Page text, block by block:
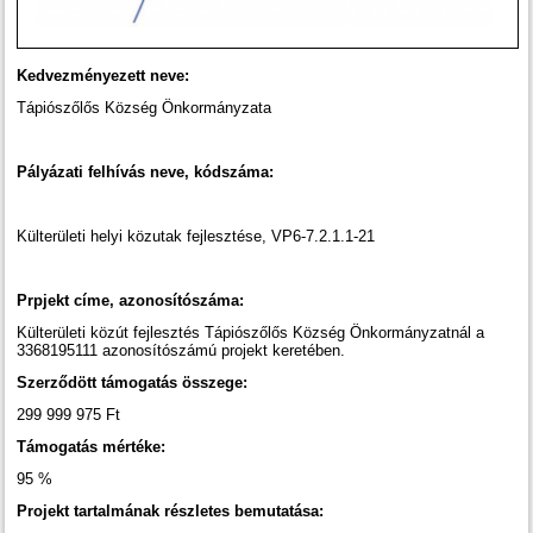
Kedvezményezett neve:
Tápiószőlős Község Önkormányzata
Pályázati felhívás neve, kódszáma:
Külterületi helyi közutak fejlesztése, VP6-7.2.1.1-21
Prpjekt címe, azonosítószáma:
Külterületi közút fejlesztés Tápiószőlős Község Önkormányzatnál a
3368195111 azonosítószámú projekt keretében.
Szerződött támogatás összege:
299 999 975 Ft
Támogatás mértéke:
95 %
Projekt tartalmának részletes bemutatása: